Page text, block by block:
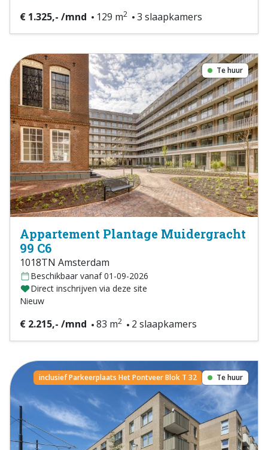
€ 1.325,- /mnd 129 m2 3 slaapkamers
Te huur
Appartement Plantage Muidergracht
99 C6
1018TN Amsterdam
Beschikbaar vanaf 01-09-2026
Direct inschrijven via deze site
Nieuw
€ 2.215,- /mnd 83 m2 2 slaapkamers
inclusief Parkeerplaats Het Pontveer Blok T 32 Te huur